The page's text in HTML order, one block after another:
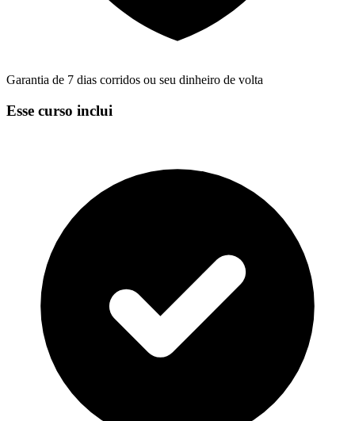
Garantia de 7 dias corridos ou seu dinheiro de volta
Esse curso inclui